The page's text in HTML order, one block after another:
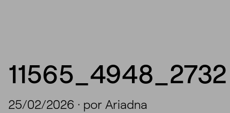
11565_4948_2732
25/02/2026 · por Ariadna